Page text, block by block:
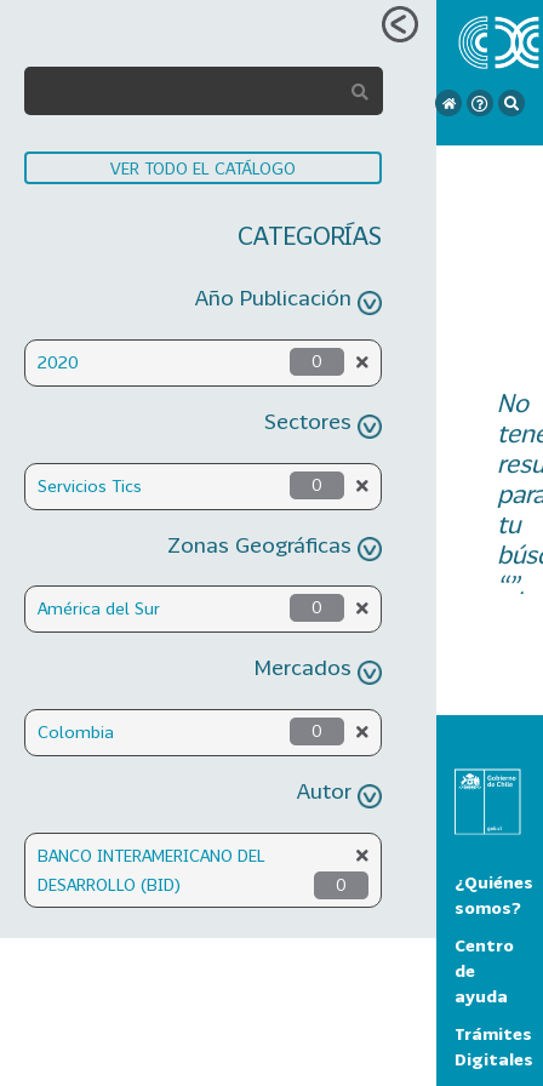
VER TODO EL CATÁLOGO
CATEGORÍAS
Año Publicación
2020 0
Sectores
Servicios Tics 0
Zonas Geográficas
América del Sur 0
Mercados
Colombia 0
Autor
BANCO INTERAMERICANO DEL
DESARROLLO (BID)
0
No
tu
“”.
¿Quiénes
somos?
Centro
de
ayuda
Trámites
Digitales